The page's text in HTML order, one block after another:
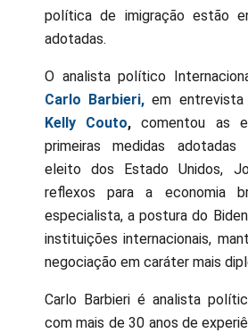
política de imigração estão
adotadas.
O analista político
Carlo Barbieri, em
Kelly Couto, comentou as
primeiras medidas
eleito dos Estado Unidos,
reflexos para a economia
especialista, a postura do
instituições internacionais,
negociação em caráter mais
Carlo Barbieri é analista
com mais de 30 anos de